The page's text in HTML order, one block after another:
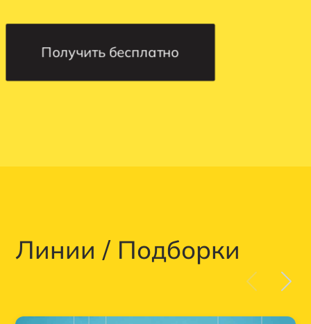
Получить бесплатно
Линии / Подборки